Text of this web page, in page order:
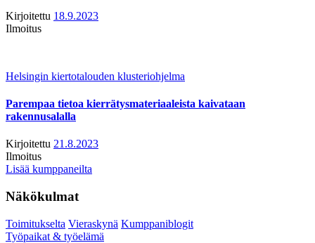
Kirjoitettu 18.9.2023
Ilmoitus
Helsingin kiertotalouden klusteriohjelma
Parempaa tietoa kierrätysmateriaaleista kaivataan
rakennusalalla
Kirjoitettu 21.8.2023
Ilmoitus
Lisää kumppaneilta
Näkökulmat
Toimitukselta Vieraskynä Kumppaniblogit
Työpaikat & työelämä